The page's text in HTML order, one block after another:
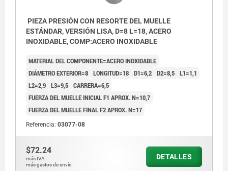
PIEZA PRESIÓN CON RESORTE DEL MUELLE
ESTÁNDAR, VERSIÓN LISA, D=8 L=18, ACERO
INOXIDABLE, COMP:ACERO INOXIDABLE
MATERIAL DEL COMPONENTE=ACERO INOXIDABLE
DIÁMETRO EXTERIOR=8 LONGITUD=18 D1=6,2 D2=8,5 L1=1,1
L2=2,9 L3=9,5 CARRERA=6,5
FUERZA DEL MUELLE INICIAL F1 APROX. N=10,7
FUERZA DEL MUELLE FINAL F2 APROX. N=17
Referencia: 03077-08
$72.24
más IVA.
más gastos de envío
DETALLES